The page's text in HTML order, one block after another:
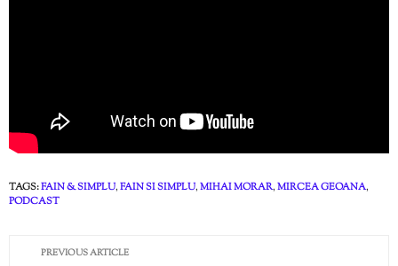
TAGS:FAIN & SIMPLU,FAIN SI SIMPLU,MIHAI MORAR,MIRCEA GEOANA,
PODCAST
PREVIOUS ARTICLE